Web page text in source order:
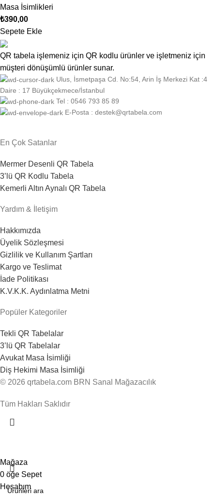
Masa İsimlikleri
₺390,00
Sepete Ekle
QR tabela işlemeniz için QR kodlu ürünler ve işletmeniz için
müşteri dönüşümlü ürünler sunar.
Ulus, İsmetpaşa Cd. No:54, Arin İş Merkezi Kat :4
Daire : 17 Büyükçekmece/İstanbul
Tel : 0546 793 85 89
E-Posta : destek@qrtabela.com
En Çok Satanlar
Mermer Desenli QR Tabela
3’lü QR Kodlu Tabela
Kemerli Altın Aynalı QR Tabela
Yardım & İletişim
Hakkımızda
Üyelik Sözleşmesi
Gizlilik ve Kullanım Şartları
Kargo ve Teslimat
İade Politikası
K.V.K.K. Aydınlatma Metni
Popüler Kategoriler
Tekli QR Tabelalar
3’lü QR Tabelalar
Avukat Masa İsimliği
Diş Hekimi Masa İsimliği
© 2026 qrtabela.com BRN Sanal Mağazacılık
Tüm Hakları Saklıdır
Mağaza
0 öğe Sepet
Hesabım